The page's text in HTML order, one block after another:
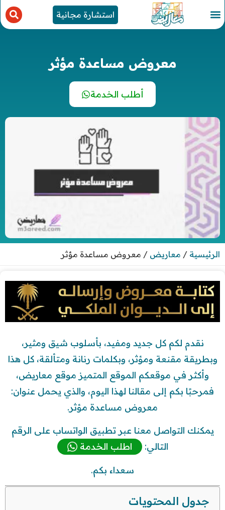
استشارة مجانية
معروض مساعدة مؤثر
أطلب الخدمة
الرئيسية / معاريض / معروض مساعدة مؤثر
نقدم لكم كل جديد ومفيد، بأسلوب شيق ومثير،
وبطريقة مقنعة ومؤثر، وبكلمات رنانة ومتألقة، كل هذا
وأكثر في موقعكم الموقع المتميز موقع معاريض،
فمرحبًا بكم إلى مقالنا لهذا اليوم، والذي يحمل عنوان:
معروض مساعدة مؤثر.
يمكنك التواصل معنا عبر تطبيق الواتساب على الرقم
التالي:
اطلب الخدمة
سعداء بكم.
جدول المحتويات